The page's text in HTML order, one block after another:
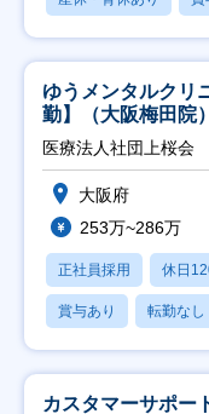
ゆうメンタルクリ
勤】（大阪梅田院）
医療法人社団上桜会
大阪府
253万~286万
正社員採用 休日
賞与あり 転勤なし
カスタマーサポー